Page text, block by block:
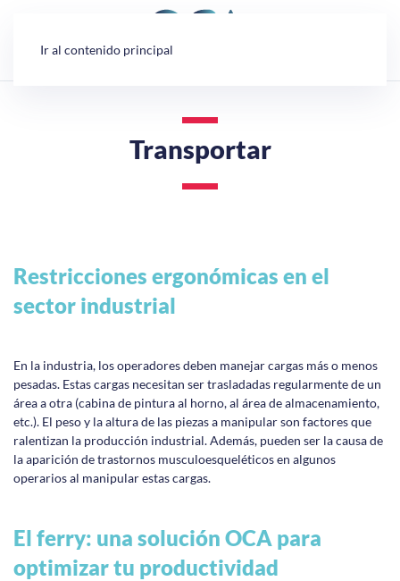
Ir al contenido principal
Transportar
Restricciones ergonómicas en el
sector industrial
En la industria, los operadores deben manejar cargas más o menos
pesadas. Estas cargas necesitan ser trasladadas regularmente de un
área a otra (cabina de pintura al horno, al área de almacenamiento,
etc.). El peso y la altura de las piezas a manipular son factores que
ralentizan la producción industrial. Además, pueden ser la causa de
la aparición de trastornos musculoesqueléticos en algunos
operarios al manipular estas cargas.
El ferry: una solución OCA para
optimizar tu productividad